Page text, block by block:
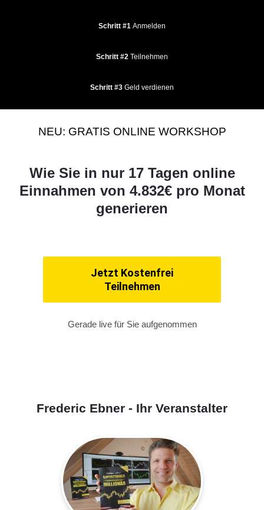
Schritt #1 Anmelden
Schritt #2 Teilnehmen
Schritt #3 Geld verdienen
NEU: GRATIS ONLINE WORKSHOP
Wie Sie in nur 17 Tagen online
Einnahmen von 4.832€ pro Monat
generieren
Jetzt Kostenfrei
Teilnehmen
Gerade live für Sie aufgenommen
Frederic Ebner - Ihr Veranstalter